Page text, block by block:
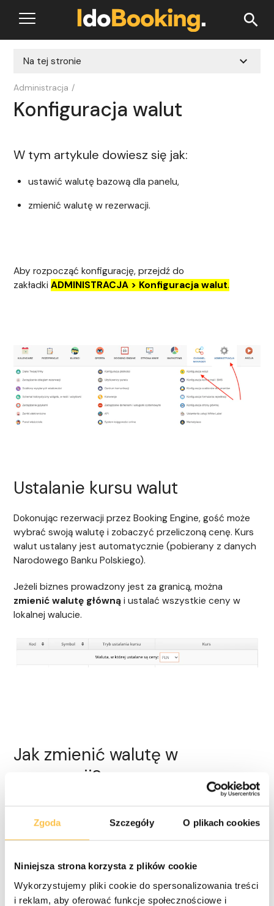
Zgoda Szczegóły O plikach cookies
Niniejsza strona korzysta z plików cookie
Wykorzystujemy pliki cookie do spersonalizowania treści
i reklam, aby oferować funkcje społecznościowe i
search
Na tej stronie expand_more
Administracja /
Konfiguracja walut
W tym artykule dowiesz się jak:
ustawić walutę bazową dla panelu,
zmienić walutę w rezerwacji.
Aby rozpocząć konfigurację, przejdź do
zakładkiADMINISTRACJA > Konfiguracja walut.
Ustalanie kursu walut
Dokonując rezerwacji przez Booking Engine, gość może
wybrać swoją walutę i zobaczyć przeliczoną cenę. Kurs
walut ustalany jest automatycznie (pobierany z danych
Narodowego Banku Polskiego).
Jeżeli biznes prowadzony jest za granicą, można
zmienić walutę główną i ustalać wszystkie ceny w
lokalnej walucie.
Jak zmienić walutę w
rezerwacji?
Możliwość przewalutowania dotyczy wszystkich
rezerwacji z wyjątkiem tych złożonych w serwisach
Operacja zmiany waluty rezerwacji
możliwa jest do
momentu dodania i przyjęcia pierwszej wpłaty do
rezerwacji.